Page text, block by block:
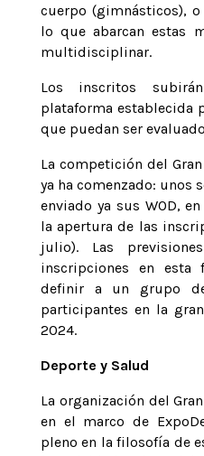
cuerpo (gimnásticos), o
lo que abarcan estas
multidisciplinar.
Los inscritos
plataforma establecida
que puedan ser
La competición del
ya ha comenzado: unos
enviado ya sus WOD,
la apertura de las
julio). Las
inscripciones en esta
definir a un grupo
participantes en la
2024.
Deporte y Salud
La organización del
en el marco de
pleno en la filosofía de